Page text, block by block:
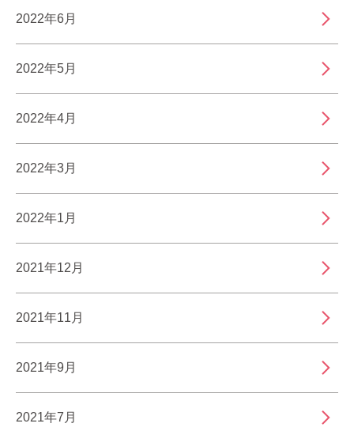
2022年6月
2022年5月
2022年4月
2022年3月
2022年1月
2021年12月
2021年11月
2021年9月
2021年7月